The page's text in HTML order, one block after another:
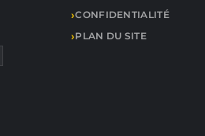
CONFIDENTIALITÉ
PLAN DU SITE